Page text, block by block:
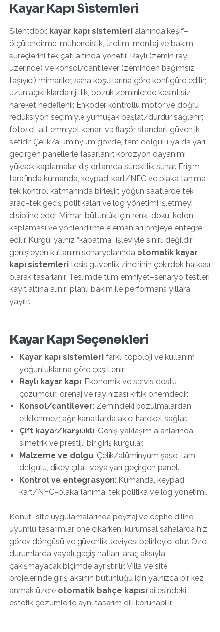
Kayar Kapı Sistemleri
Silentdoor, kayar kapı sistemleri alanında keşif–
ölçülendirme, mühendislik, üretim, montaj ve bakım
süreçlerini tek çatı altında yönetir. Raylı (zemin rayı
üzerinde) ve konsol/cantilever (zeminden bağımsız
taşıyıcı) mimariler, saha koşullarına göre konfigüre edilir;
uzun açıklıklarda rijitlik, bozuk zeminlerde kesintisiz
hareket hedeflenir. Enkoder kontrollü motor ve doğru
redüksiyon seçimiyle yumuşak başlat/durdur sağlanır;
fotosel, alt emniyet kenarı ve flaşör standart güvenlik
setidir. Çelik/alüminyum gövde, tam dolgulu ya da yarı
geçirgen panellerle tasarlanır; korozyon dayanımı
yüksek kaplamalar dış ortamda süreklilik sunar. Erişim
tarafında kumanda, keypad, kart/NFC ve plaka tanıma
tek kontrol katmanında birleşir; yoğun saatlerde tek
araç–tek geçiş politikaları ve log yönetimi işletmeyi
disipline eder. Mimari bütünlük için renk–doku, kolon
kaplaması ve yönlendirme elemanları projeye entegre
edilir. Kurgu, yalnız “kapatma” işleviyle sınırlı değildir;
genişleyen kullanım senaryolarında otomatik kayar
kapı sistemleri tesis güvenlik zincirinin çekirdek halkası
olarak tasarlanır. Teslimde tüm emniyet–senaryo testleri
kayıt altına alınır; planlı bakım ile performans yıllara
yayılır.
Kayar Kapı Seçenekleri
Kayar kapı sistemleri farklı topoloji ve kullanım
yoğunluklarına göre çeşitlenir:
Raylı kayar kapı: Ekonomik ve servis dostu
çözümdür; drenaj ve ray hizası kritik önemdedir.
Konsol/cantilever: Zemindeki bozulmalardan
etkilenmez; ağır kanatlarda akıcı hareket sağlar.
Çift kayar/karşılıklı: Geniş yaklaşım alanlarında
simetrik ve prestijli bir giriş kurgular.
Malzeme ve dolgu: Çelik/alüminyum şase; tam
dolgulu, dikey çıtalı veya yarı geçirgen panel.
Kontrol ve entegrasyon: Kumanda, keypad,
kart/NFC–plaka tanıma; tek politika ve log yönetimi.
Konut–site uygulamalarında peyzaj ve cephe diline
uyumlu tasarımlar öne çıkarken, kurumsal sahalarda hız,
görev döngüsü ve güvenlik seviyesi belirleyici olur. Özel
durumlarda yayalı geçiş hatları, araç aksıyla
çakışmayacak biçimde ayrıştırılır. Villa ve site
projelerinde giriş aksının bütünlüğü için yalnızca bir kez
anmak üzere otomatik bahçe kapısı ailesindeki
estetik çözümlerle aynı tasarım dili korunabilir.